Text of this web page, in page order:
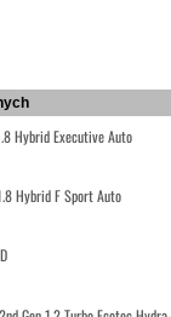
Hybrid Executive Auto
Hybrid F Sport Auto